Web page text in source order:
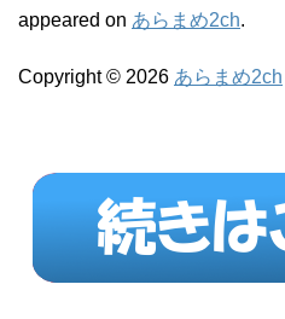
appeared on あらまめ2ch.
Copyright © 2026 あらまめ2ch